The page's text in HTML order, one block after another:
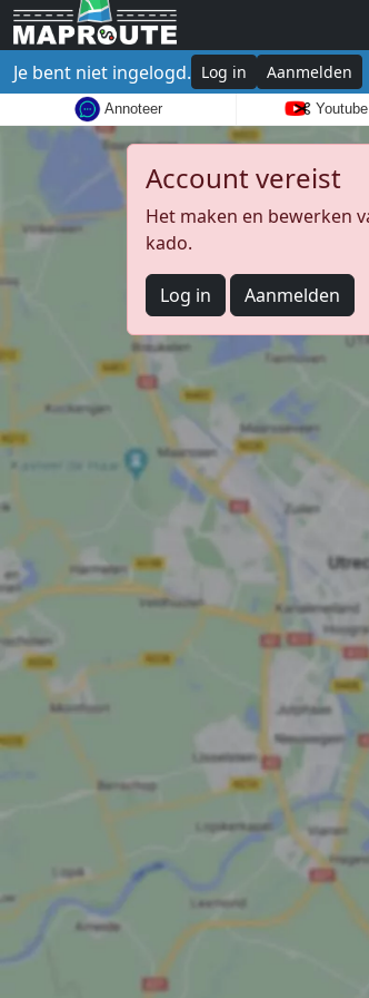
Je bent niet ingelogd. Log in Aanmelden
Annoteer
Account vereist
Het maken en bewerken
kado.
Log in Aanmelden